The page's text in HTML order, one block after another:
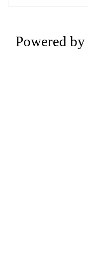
Powered by